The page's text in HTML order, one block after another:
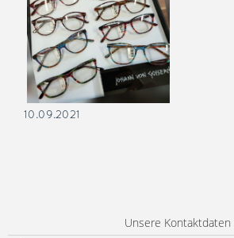
10.09.2021
Unsere Kontaktdaten